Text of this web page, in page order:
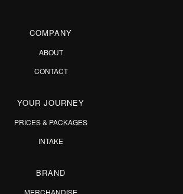
COMPANY
ABOUT
CONTACT
YOUR JOURNEY
PRICES & PACKAGES
INTAKE
BRAND